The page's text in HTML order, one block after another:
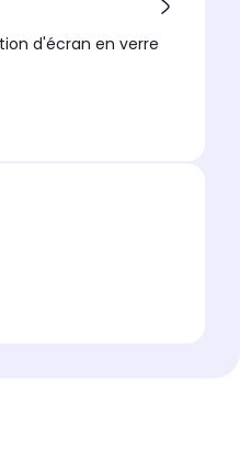
d'écran en verre